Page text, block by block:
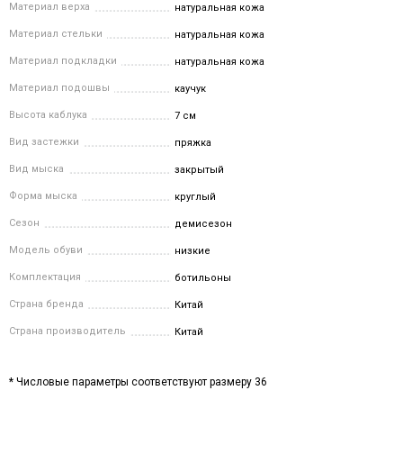
Материал верха натуральная кожа
Материал стельки натуральная кожа
Материал подкладки натуральная кожа
Материал подошвы каучук
Высота каблука 7 см
Вид застежки пряжка
Вид мыска закрытый
Форма мыска круглый
Сезон демисезон
Модель обуви низкие
Комплектация ботильоны
Страна бренда Китай
Страна производитель Китай
* Числовые параметры соответствуют размеру 36